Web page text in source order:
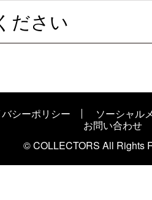
ださい
シーポリシー
ソーシャル
お問い合わせ
© COLLECTORS All Rights